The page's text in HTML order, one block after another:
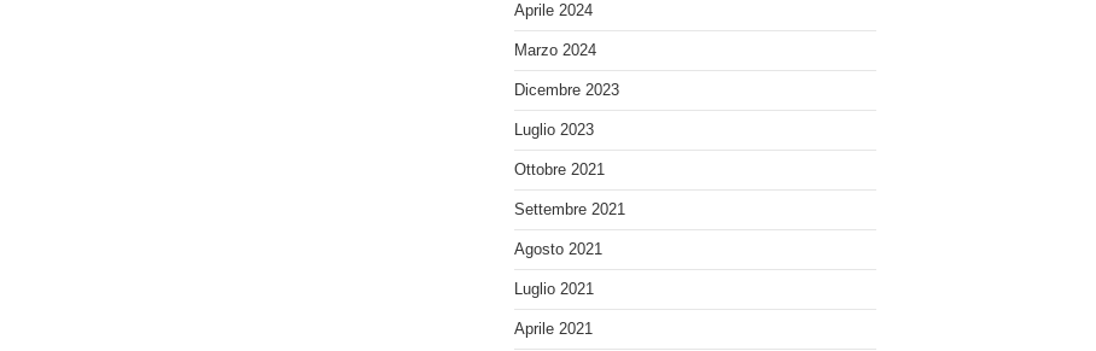
Aprile 2024
Marzo 2024
Dicembre 2023
Luglio 2023
Ottobre 2021
Settembre 2021
Agosto 2021
Luglio 2021
Aprile 2021